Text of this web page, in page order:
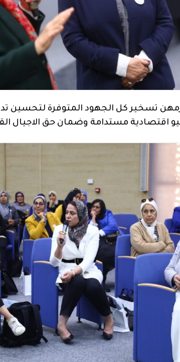
تسخير كل الجهود المتوفرة لتحسين
اقتصادية مستدامة وضمان حق الاجيال